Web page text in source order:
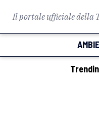
Il portale ufficiale della